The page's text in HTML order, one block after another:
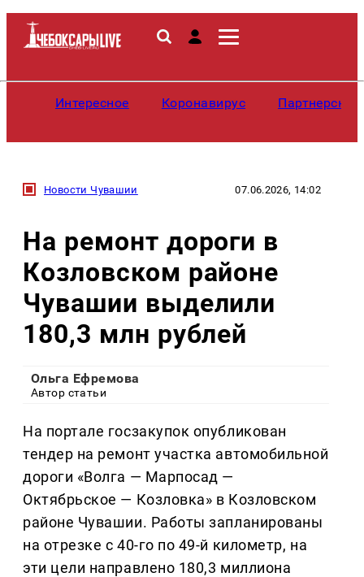
Интересное Коронавирус
Новости Чувашии 07.06.2026, 14:02
На ремонт дороги в
Козловском районе
Чувашии выделили
180,3 млн рублей
Ольга Ефремова
Автор статьи
На портале госзакупок опубликован
тендер на ремонт участка автомобильной
дороги «Волга — Марпосад —
Октябрьское — Козловка» в Козловском
районе Чувашии. Работы запланированы
на отрезке с 40-го по 49-й километр, на
эти цели направлено 180,3 миллиона